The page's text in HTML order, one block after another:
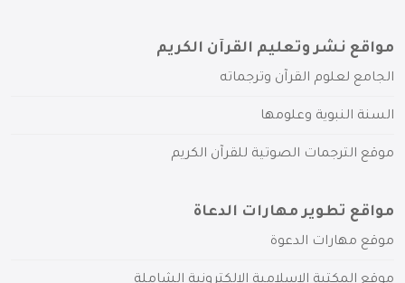
مواقع نشر وتعليم القرآن الكريم
الجامع لعلوم القرآن وترجماته
السنة النبوية وعلومها
موقع الترجمات الصوتية للقرآن الكريم
مواقع تطوير مهارات الدعاة
موقع مهارات الدعوة